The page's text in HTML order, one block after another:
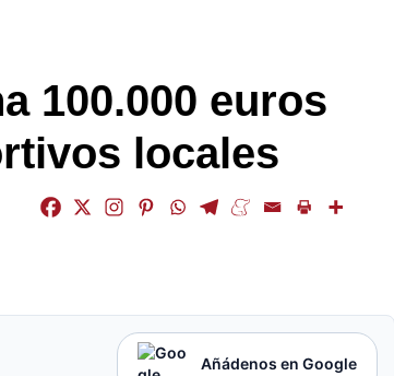
100.000 euros
locales
Añádenos en Google